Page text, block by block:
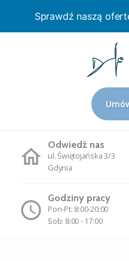
Sprawdź naszą
Odwiedź nas
ul. Świętojańska 3/3
Gdynia
Godziny pracy
Pon-Pt: 8:00-20:00
Sob: 8:00 - 17:00